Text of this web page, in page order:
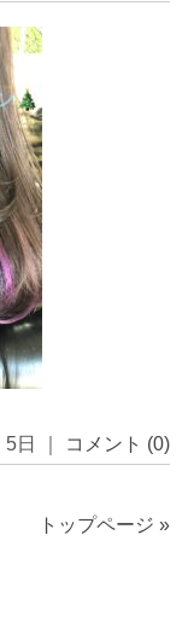
日 ｜ コメント (0)
トップページ »